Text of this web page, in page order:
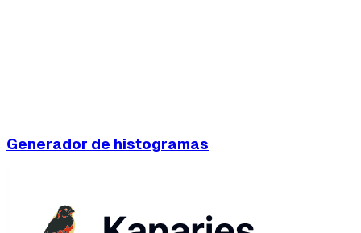
Generador de histogramas